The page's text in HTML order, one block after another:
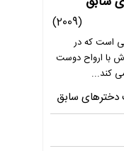
(2009)
است که در
با ارواح دوست
کند...
دخترهای سابق